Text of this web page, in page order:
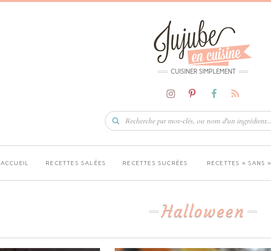
CUISINER SIMPLEMENT
ACCUEIL RECETTES SALÉES RECETTES SUCRÉES RECETTES « SANS »
Halloween